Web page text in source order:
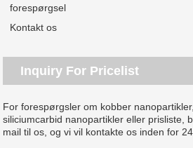
forespørgsel
Kontakt os
Inquiry For Pricelist
For forespørgsler om kobber
siliciumcarbid nanopartikler eller prisliste,
mail til os, og vi vil kontakte os inden for